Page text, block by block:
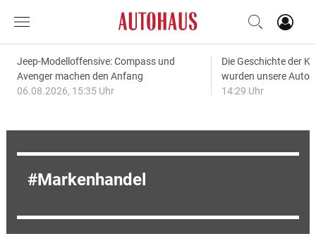
Jeep-Modelloffensive: Compass und
Avenger machen den Anfang
06.08.2026, 15:35 Uhr
Die Geschichte der
wurden unsere
14:29 Uhr
Markenhandel